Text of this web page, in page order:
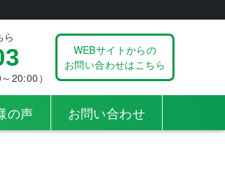
ら
20:00）
WEBサイトからの
お問い合わせはこちら
の声 お問い合わせ